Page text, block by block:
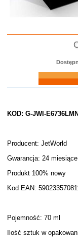
Do koszyka
KOD: G-JWI-E6736LMN
Producent: JetWorld
Gwarancja: 24 miesiące
Produkt 100% nowy
Kod EAN:
Pojemność: 70 ml
Ilość sztuk w